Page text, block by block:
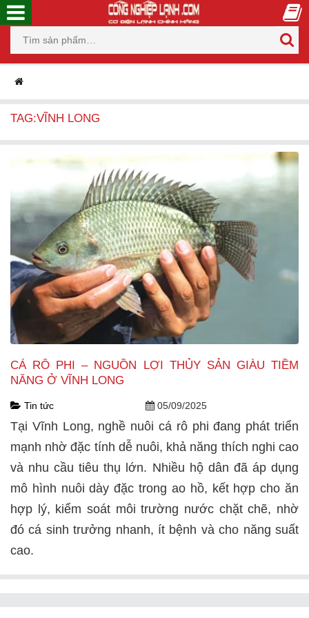
TAG:VĨNH LONG
CÁ RÔ PHI – NGUỒN LỢI THỦY SẢN GIÀU TIỀM
NĂNG Ở VĨNH LONG
Tin tức 05/09/2025
Tại Vĩnh Long, nghề nuôi cá rô phi đang phát triển
mạnh nhờ đặc tính dễ nuôi, khả năng thích nghi cao
và nhu cầu tiêu thụ lớn. Nhiều hộ dân đã áp dụng
mô hình nuôi dày đặc trong ao hồ, kết hợp cho ăn
hợp lý, kiểm soát môi trường nước chặt chẽ, nhờ
đó cá sinh trưởng nhanh, ít bệnh và cho năng suất
cao.